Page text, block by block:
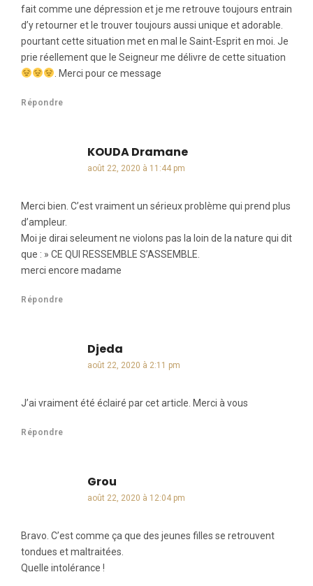
fait comme une dépression et je me retrouve toujours entrain
d’y retourner et le trouver toujours aussi unique et adorable.
pourtant cette situation met en mal le Saint-Esprit en moi. Je
prie réellement que le Seigneur me délivre de cette situation
. Merci pour ce message
Répondre
KOUDA Dramanedit :
août 22, 2020 à 11:44 pm
Merci bien. C’est vraiment un sérieux problème qui prend plus
d’ampleur.
Moi je dirai seleument ne violons pas la loin de la nature qui dit
que : » CE QUI RESSEMBLE S’ASSEMBLE.
merci encore madame
Répondre
Djeda
août 22, 2020 à 2:11 pm
J’ai vraiment été éclairé par cet article. Merci à vous
Répondre
Grou
août 22, 2020 à 12:04 pm
Bravo. C’est comme ça que des jeunes filles se retrouvent
tondues et maltraitées.
Quelle intolérance !